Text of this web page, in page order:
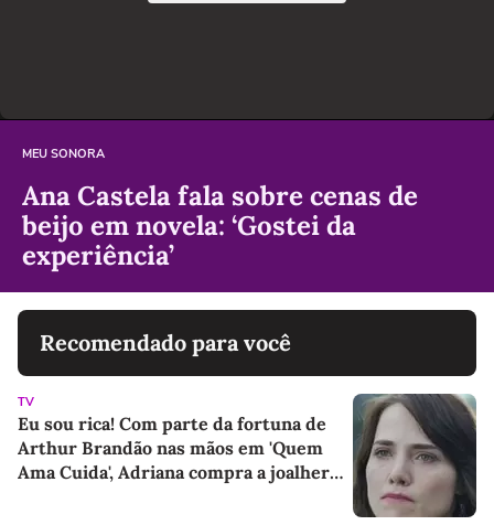
MEU SONORA
Ana Castela fala sobre cenas de
beijo em novela: ‘Gostei da
experiência’
Recomendado para você
TV
Eu sou rica! Com parte da fortuna de
Arthur Brandão nas mãos em 'Quem
Ama Cuida', Adriana compra a joalheria